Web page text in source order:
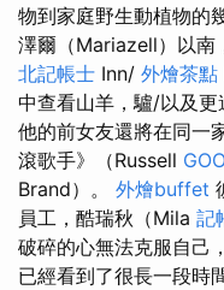
物到家庭野生動植物的
澤爾（Mariazell）以南
北記帳士 Inn/ 外燴茶點
中查看山羊，驢/以及更
他的前女友還將在同一
滾歌手》（Russell
Brand）。 外燴buffet
員工，酷瑞秋（Mila 記
破碎的心無法克服自己
已經看到了很長一段時